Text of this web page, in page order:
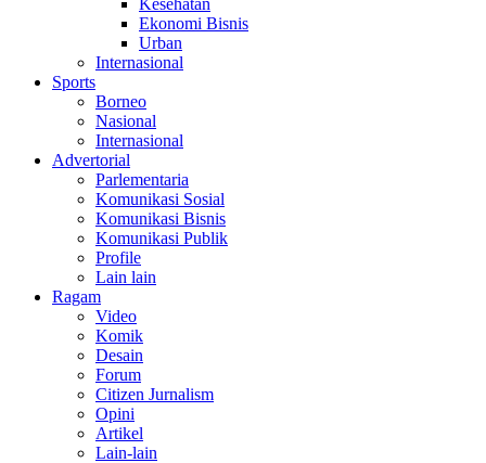
Kesehatan
Ekonomi Bisnis
Urban
Internasional
Sports
Borneo
Nasional
Internasional
Advertorial
Parlementaria
Komunikasi Sosial
Komunikasi Bisnis
Komunikasi Publik
Profile
Lain lain
Ragam
Video
Komik
Desain
Forum
Citizen Jurnalism
Opini
Artikel
Lain-lain